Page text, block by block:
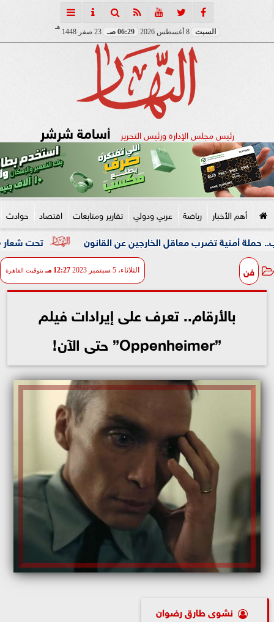
السبت 8 أغسطس 2026 06:29 صـ 23 صفر 1448
هـ
رئيس مجلس الإدارة ورئيس التحرير أسامة شرشر
أهم الأخبار رياضة عربي ودولي تقارير ومتابعات اقتصاد حوادث
تحت شعار «خدمة تضرب معاقل الخارجين عن القانون
فن الثلاثاء، 5 سبتمبر 2023 12:27 مـ بتوقيت القاهرة
بالأرقام.. تعرف على إيرادات فيلم
”Oppenheimer” حتى الآن!
نشوى طارق رضوان